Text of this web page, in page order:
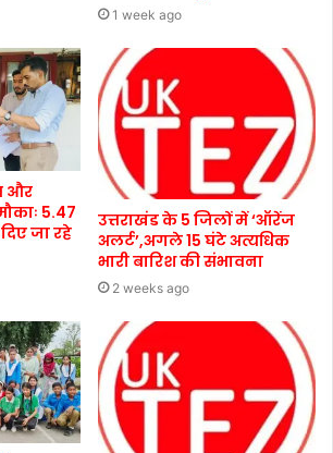
1 week ago
और
5.47
जा रहे
उत्तराखंड के 5 जिलों में ‘ऑरेंज
अलर्ट’,अगले 15 घंटे अत्यधिक
भारी बारिश की संभावना
2 weeks ago